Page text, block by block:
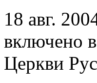
18 авг.
включено
Церкви